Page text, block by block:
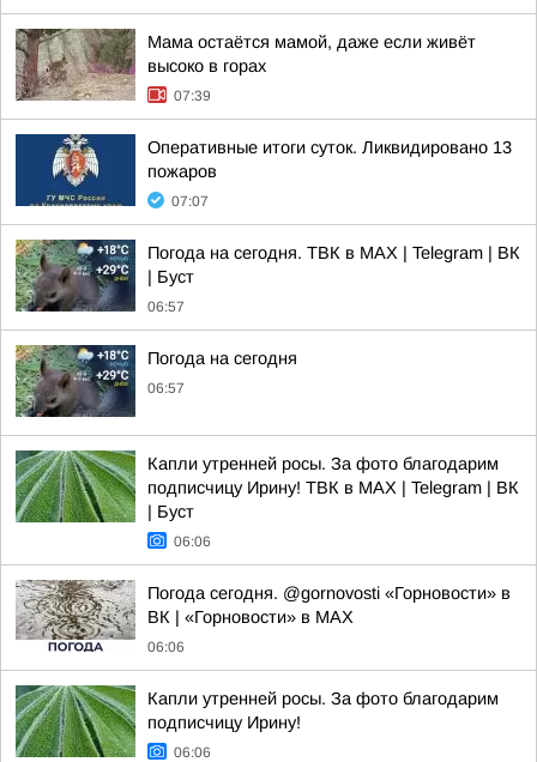
Мама остаётся мамой, даже если живёт
высоко в горах
07:39
Оперативные итоги суток. Ликвидировано 13
пожаров
07:07
Погода на сегодня. ТВК в MAX | Telegram | ВК
| Буст
06:57
Погода на сегодня
06:57
Капли утренней росы. За фото благодарим
подписчицу Ирину! ТВК в MAX | Telegram | ВК
| Буст
06:06
Погода сегодня. @gornovosti «Горновости» в
ВК | «Горновости» в МАХ
06:06
Капли утренней росы. За фото благодарим
подписчицу Ирину!
06:06